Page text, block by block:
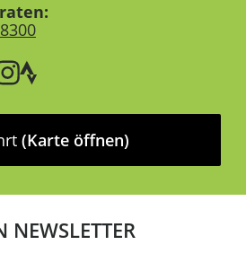
(Karte öffnen)
NEWSLETTER